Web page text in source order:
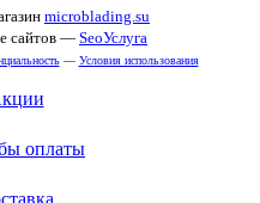
microblading.su
сайтов — SeoУслуга
— Условия использования
оплаты